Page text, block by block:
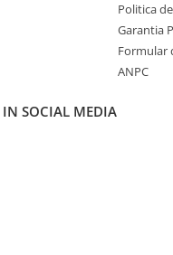
Politica
Garantia
Formular
ANPC
IN SOCIAL MEDIA